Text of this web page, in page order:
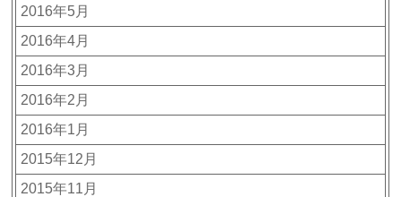
2016年5月
2016年4月
2016年3月
2016年2月
2016年1月
2015年12月
2015年11月